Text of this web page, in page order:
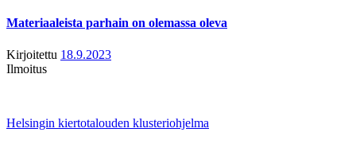
Materiaaleista parhain on olemassa oleva
Kirjoitettu 18.9.2023
Ilmoitus
Helsingin kiertotalouden klusteriohjelma